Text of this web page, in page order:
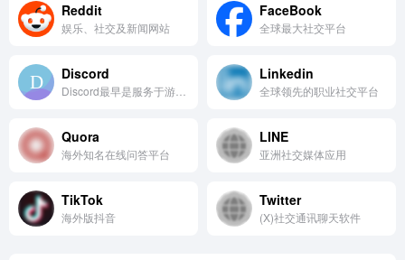
Reddit
娱乐、社交及新闻网站
FaceBook
全球最大社交平台
Discord Linkedin
全球领先的职业社交平台
Quora
海外知名在线问答平台
LINE
亚洲社交媒体应用
TikTok
海外版抖音
Twitter
(X)社交通讯聊天软件